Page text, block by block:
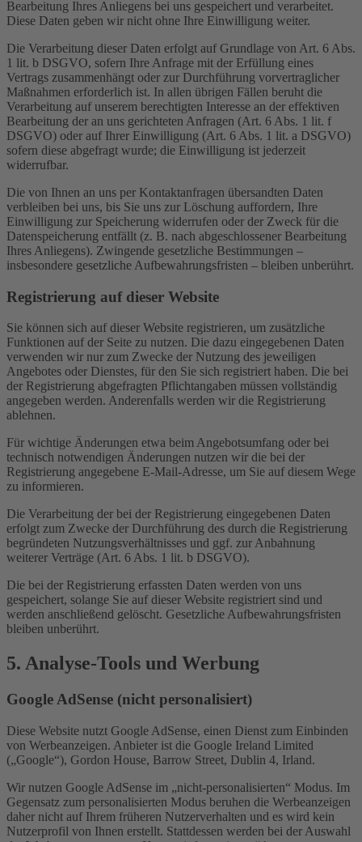
Bearbeitung Ihres Anliegens bei uns gespeichert und verarbeitet.
Diese Daten geben wir nicht ohne Ihre Einwilligung weiter.
Die Verarbeitung dieser Daten erfolgt auf Grundlage von Art. 6 Abs.
1 lit. b DSGVO, sofern Ihre Anfrage mit der Erfüllung eines
Vertrags zusammenhängt oder zur Durchführung vorvertraglicher
Maßnahmen erforderlich ist. In allen übrigen Fällen beruht die
Verarbeitung auf unserem berechtigten Interesse an der effektiven
Bearbeitung der an uns gerichteten Anfragen (Art. 6 Abs. 1 lit. f
DSGVO) oder auf Ihrer Einwilligung (Art. 6 Abs. 1 lit. a DSGVO)
sofern diese abgefragt wurde; die Einwilligung ist jederzeit
widerrufbar.
Die von Ihnen an uns per Kontaktanfragen übersandten Daten
verbleiben bei uns, bis Sie uns zur Löschung auffordern, Ihre
Einwilligung zur Speicherung widerrufen oder der Zweck für die
Datenspeicherung entfällt (z. B. nach abgeschlossener Bearbeitung
Ihres Anliegens). Zwingende gesetzliche Bestimmungen –
insbesondere gesetzliche Aufbewahrungsfristen – bleiben unberührt.
Registrierung auf dieser Website
Sie können sich auf dieser Website registrieren, um zusätzliche
Funktionen auf der Seite zu nutzen. Die dazu eingegebenen Daten
verwenden wir nur zum Zwecke der Nutzung des jeweiligen
Angebotes oder Dienstes, für den Sie sich registriert haben. Die bei
der Registrierung abgefragten Pflichtangaben müssen vollständig
angegeben werden. Anderenfalls werden wir die Registrierung
ablehnen.
Für wichtige Änderungen etwa beim Angebotsumfang oder bei
technisch notwendigen Änderungen nutzen wir die bei der
Registrierung angegebene E-Mail-Adresse, um Sie auf diesem Wege
zu informieren.
Die Verarbeitung der bei der Registrierung eingegebenen Daten
erfolgt zum Zwecke der Durchführung des durch die Registrierung
begründeten Nutzungsverhältnisses und ggf. zur Anbahnung
weiterer Verträge (Art. 6 Abs. 1 lit. b DSGVO).
Die bei der Registrierung erfassten Daten werden von uns
gespeichert, solange Sie auf dieser Website registriert sind und
werden anschließend gelöscht. Gesetzliche Aufbewahrungsfristen
bleiben unberührt.
5. Analyse-Tools und Werbung
Google AdSense (nicht personalisiert)
Diese Website nutzt Google AdSense, einen Dienst zum Einbinden
von Werbeanzeigen. Anbieter ist die Google Ireland Limited
(„Google“), Gordon House, Barrow Street, Dublin 4, Irland.
Wir nutzen Google AdSense im „nicht-personalisierten“ Modus. Im
Gegensatz zum personalisierten Modus beruhen die Werbeanzeigen
daher nicht auf Ihrem früheren Nutzerverhalten und es wird kein
Nutzerprofil von Ihnen erstellt. Stattdessen werden bei der Auswahl